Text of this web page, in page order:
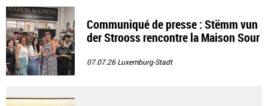
Communiqué de presse : Stëmm vun
der Strooss rencontre la Maison Sour
07.07.26Luxemburg-Stadt